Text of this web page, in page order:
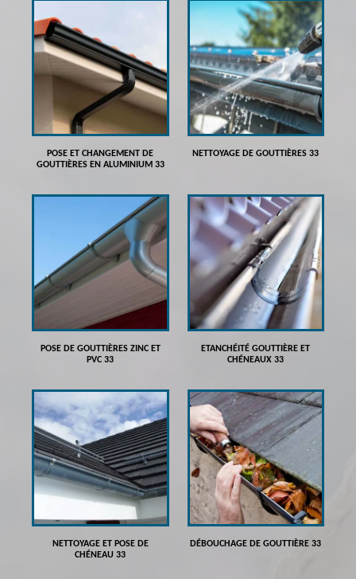
POSE ET CHANGEMENT DE
GOUTTIÈRES EN ALUMINIUM 33
NETTOYAGE DE GOUTTIÈRES 33
POSE DE GOUTTIÈRES ZINC ET
PVC 33
ETANCHÉITÉ GOUTTIÈRE ET
CHÉNEAUX 33
NETTOYAGE ET POSE DE
CHÉNEAU 33
DÉBOUCHAGE DE GOUTTIÈRE 33